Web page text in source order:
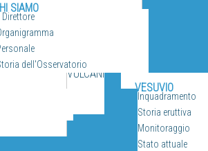
SIAMO
Il Direttore
dell'Osservatorio
VULCANI
VESUVIO
Inquadramento
Storia eruttiva
Monitoraggio
Stato attuale